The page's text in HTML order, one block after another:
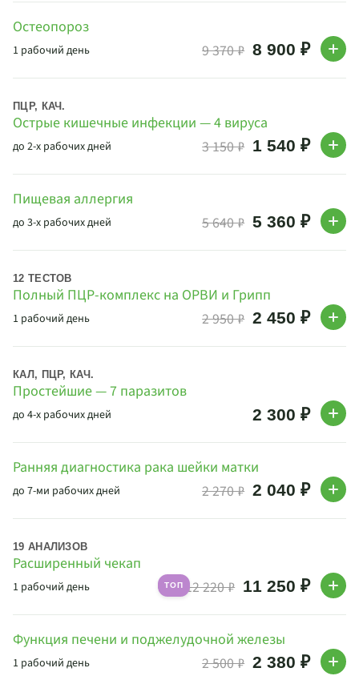
Остеопороз
1 рабочий день 9 370 ₽ 8 900 ₽
Острые кишечные инфекции — 4 вируса
ПЦР, КАЧ.
до 2-х рабочих дней 3 150 ₽ 1 540 ₽
Пищевая аллергия
до 3-х рабочих дней 5 640 ₽ 5 360 ₽
Полный ПЦР-комплекс на ОРВИ и Грипп
12 ТЕСТОВ
1 рабочий день 2 950 ₽ 2 450 ₽
Простейшие — 7 паразитов
КАЛ, ПЦР, КАЧ.
до 4-х рабочих дней 2 300 ₽
Ранняя диагностика рака шейки матки
до 7-ми рабочих дней 2 270 ₽ 2 040 ₽
Расширенный чекап
19 АНАЛИЗОВ
1 рабочий день ТОП 12 220 ₽ 11 250 ₽
Функция печени и поджелудочной железы
1 рабочий день 2 500 ₽ 2 380 ₽